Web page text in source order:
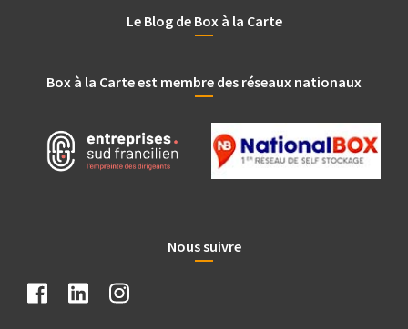
Le Blog de Box à la Carte
Box à la Carte est membre des réseaux nationaux
Nous suivre